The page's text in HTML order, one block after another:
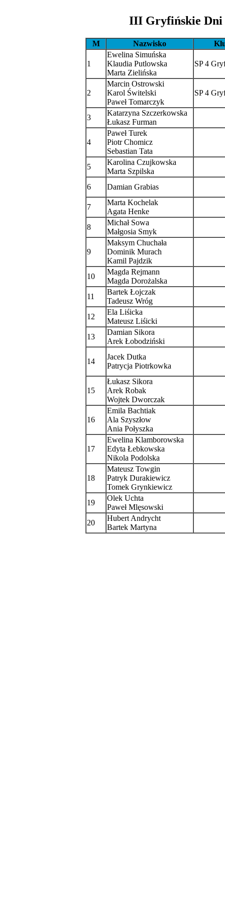
III Gryfińskie Dni
M Nazwisko
1
Ewelina Simuńska
Klaudia Putlowska
Marta Zielińska
SP 4
2
Marcin Ostrowski
Karol Świtelski
Paweł Tomarczyk
SP 4
3
Katarzyna Szczerkowska
Łukasz Furman
4
Paweł Turek
Piotr Chomicz
Sebastian Tata
5
Karolina Czujkowska
Marta Szpilska
6
Damian Grabias
7
Marta Kochelak
Agata Henke
8
Michał Sowa
Małgosia Smyk
9
Maksym Chuchała
Dominik Murach
Kamil Pajdzik
10
Magda Rejmann
Magda Dorożalska
11
Bartek Łojczak
Tadeusz Wróg
12
Ela Liśicka
Mateusz Liśicki
13
Damian Sikora
Arek Łobodziński
14
Jacek Dutka
Patrycja Piotrkowka
15
Łukasz Sikora
Arek Robak
Wojtek Dworczak
16
Emila Bachtiak
Ala Szyszłow
Ania Połyszka
17
Ewelina Klamborowska
Edyta Łebkowska
Nikola Podolska
18
Mateusz Towgin
Patryk Durakiewicz
Tomek Grynkiewicz
19
Olek Uchta
Paweł Mlęsowski
20
Hubert Andrycht
Bartek Martyna